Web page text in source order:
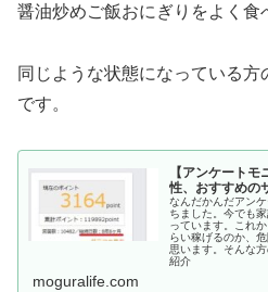
醤油炒めご飯おにぎりをよく食
同じような状態になっている
です。
【アンケート
性、おすすめの
なんだかんだアン
ちました。今でも
っています。これ
らい稼げるのか、
思います。そんな
紹介
moguralife.com